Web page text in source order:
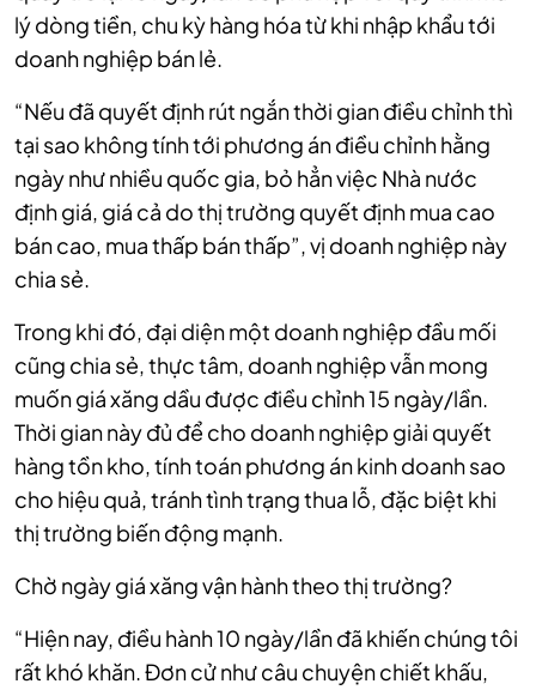
lý dòng tiền, chu kỳ hàng hóa từ khi nhập khẩu tới
doanh nghiệp bán lẻ.
“Nếu đã quyết định rút ngắn thời gian điều chỉnh thì
tại sao không tính tới phương án điều chỉnh hằng
ngày như nhiều quốc gia, bỏ hẳn việc Nhà nước
định giá, giá cả do thị trường quyết định mua cao
bán cao, mua thấp bán thấp”, vị doanh nghiệp này
chia sẻ.
Trong khi đó, đại diện một doanh nghiệp đầu mối
cũng chia sẻ, thực tâm, doanh nghiệp vẫn mong
muốn giá xăng dầu được điều chỉnh 15 ngày/lần.
Thời gian này đủ để cho doanh nghiệp giải quyết
hàng tồn kho, tính toán phương án kinh doanh sao
cho hiệu quả, tránh tình trạng thua lỗ, đặc biệt khi
thị trường biến động mạnh.
Chờ ngày giá xăng vận hành theo thị trường?
“Hiện nay, điều hành 10 ngày/lần đã khiến chúng tôi
rất khó khăn. Đơn cử như câu chuyện chiết khấu,